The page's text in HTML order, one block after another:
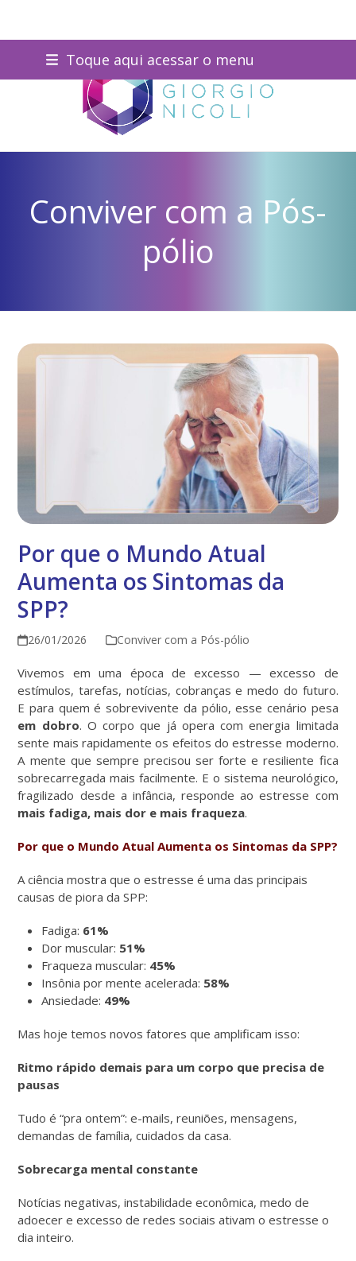
content
Toque aqui acessar o menu
Conviver com a Pós-
pólio
Por que o Mundo Atual
Aumenta os Sintomas da
SPP?
26/01/2026 Conviver com a Pós-pólio
Vivemos em uma época de excesso — excesso de
estímulos, tarefas, notícias, cobranças e medo do futuro.
E para quem é sobrevivente da pólio, esse cenário pesa
em dobro. O corpo que já opera com energia limitada
sente mais rapidamente os efeitos do estresse moderno.
A mente que sempre precisou ser forte e resiliente fica
sobrecarregada mais facilmente. E o sistema neurológico,
fragilizado desde a infância, responde ao estresse com
mais fadiga, mais dor e mais fraqueza.
Por que o Mundo Atual Aumenta os Sintomas da SPP?
A ciência mostra que o estresse é uma das principais
causas de piora da SPP:
Fadiga: 61%
Dor muscular: 51%
Fraqueza muscular: 45%
Insônia por mente acelerada: 58%
Ansiedade: 49%
Mas hoje temos novos fatores que amplificam isso:
Ritmo rápido demais para um corpo que precisa de
pausas
Tudo é “pra ontem”: e-mails, reuniões, mensagens,
demandas de família, cuidados da casa.
Sobrecarga mental constante
Notícias negativas, instabilidade econômica, medo de
adoecer e excesso de redes sociais ativam o estresse o
dia inteiro.